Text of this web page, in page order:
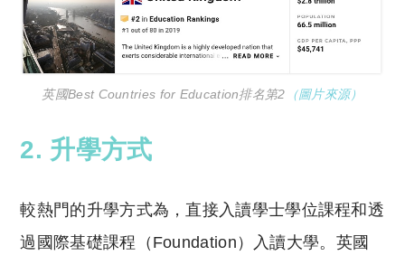
英國Best Countries for Education排名第2 （圖片來源）
2. 升學方式
較熱門的升學方式為，直接入讀學士學位課程和透
過國際基礎課程（Foundation）入讀大學。 英國